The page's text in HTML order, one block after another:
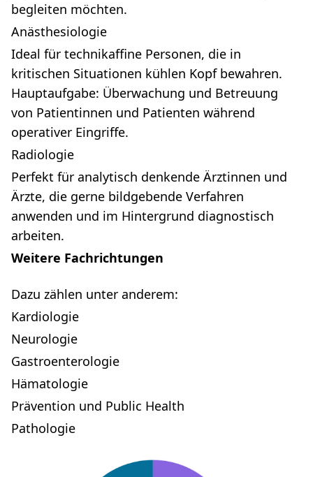
begleiten möchten.
Anästhesiologie
Ideal für technikaffine Personen, die in
kritischen Situationen kühlen Kopf bewahren.
Hauptaufgabe: Überwachung und Betreuung
von Patientinnen und Patienten während
operativer Eingriffe.
Radiologie
Perfekt für analytisch denkende Ärztinnen und
Ärzte, die gerne bildgebende Verfahren
anwenden und im Hintergrund diagnostisch
arbeiten.
Weitere Fachrichtungen
Dazu zählen unter anderem:
Kardiologie
Neurologie
Gastroenterologie
Hämatologie
Prävention und Public Health
Pathologie